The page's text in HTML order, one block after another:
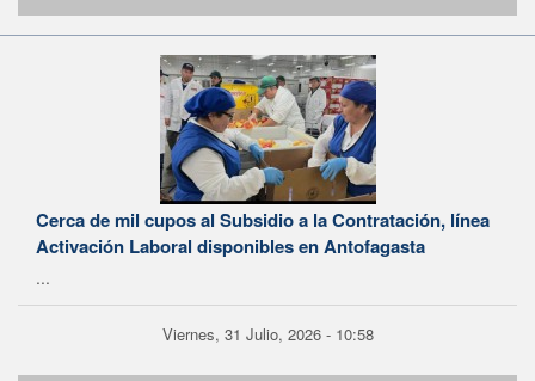
Cerca de mil cupos al Subsidio a la Contratación, línea
Activación Laboral disponibles en Antofagasta
...
Viernes, 31 Julio, 2026 - 10:58